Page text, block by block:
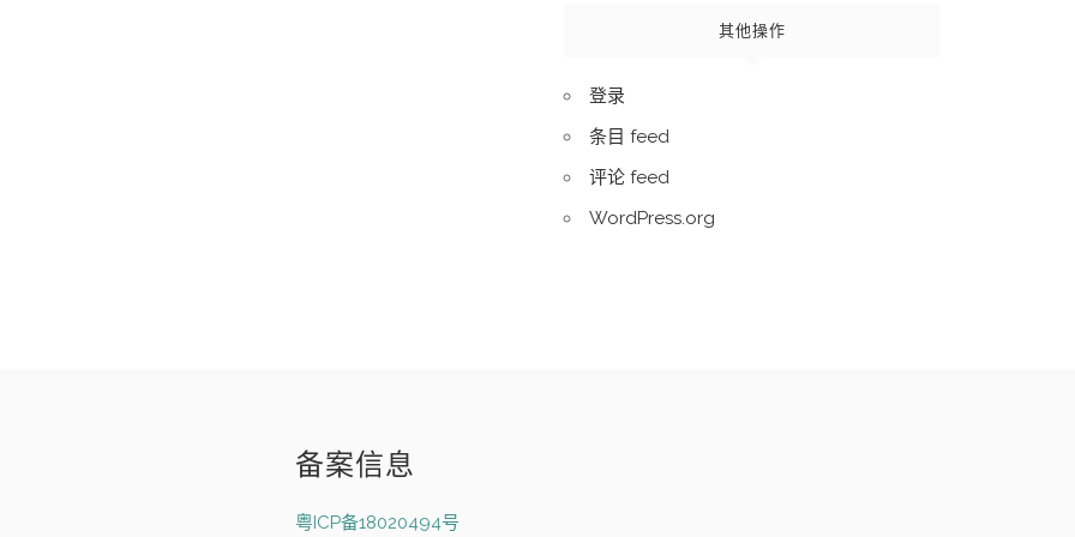
其他操作
登录
条目 feed
评论 feed
WordPress.org
备案信息
粤ICP备18020494号